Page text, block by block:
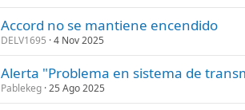
Accord no se mantiene encendido
DELV1695 4 Nov 2025
Alerta "Problema en sistema de
Pablekeg 25 Ago 2025